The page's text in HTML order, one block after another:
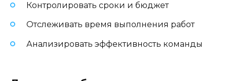
Контролировать сроки и бюджет
Отслеживать время выполнения работ
Анализировать эффективность команды